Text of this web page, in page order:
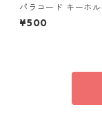
パラコード キーホル
プル オレンジ 編み込
¥500